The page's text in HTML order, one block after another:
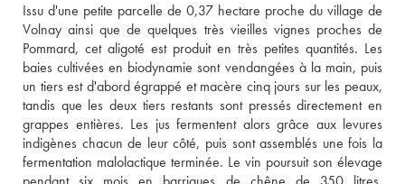
Issu d'une petite parcelle de 0,37 hectare proche du village de
Volnay ainsi que de quelques très vieilles vignes proches de
Pommard, cet aligoté est produit en très petites quantités. Les
baies cultivées en biodynamie sont vendangées à la main, puis
un tiers est d'abord égrappé et macère cinq jours sur les peaux,
tandis que les deux tiers restants sont pressés directement en
grappes entières. Les jus fermentent alors grâce aux levures
indigènes chacun de leur côté, puis sont assemblés une fois la
fermentation malolactique terminée. Le vin poursuit son élevage